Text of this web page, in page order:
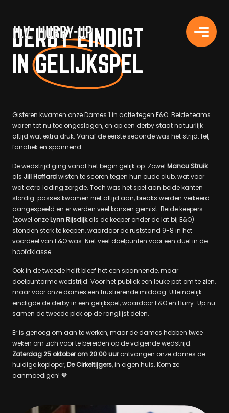
DERBY EINDIGT
IN GELIJKSPEL
Gisteren kwamen onze Dames 1 in actie tegen E&O. Beide teams
waren tot nu toe ongeslagen, en op een derby staat natuurlijk
altijd wat extra druk. Vanaf de eerste seconde was het strijd: fel,
fanatiek en spannend.
De wedstrijd ging vanaf het begin gelijk op. Zowel Manou Struik
als Jill Hoffardwisten te scoren tegen hun oude club, wat voor
wat extra lading zorgde. Toch was het spel aan beide kanten
slordig: passes kwamen niet altijd aan, breaks werden verkeerd
aangespeeld en er werden veel kansen gemist. Beide keepers
(zowel onzeLynn Rijsdijkals de keeper onder de lat bij E&O)
stonden sterk te keepen, waardoor de ruststand 9-8 in het
voordeel van E&O was. Niet veel doelpunten voor een duel in de
hoofdklasse.
Ook in de tweede helft bleef het een spannende, maar
doelpuntarme wedstrijd. Voor het publiek een leuke pot om te zien,
maar voor onze dames een frustrerende middag. Uiteindelijk
eindigde de derby in een gelijkspel, waardoor E&O en Hurry-Up nu
samen de tweede plek op de ranglijst delen.
Er is genoeg om aan te werken, maar de dames hebben twee
weken om zich voor te bereiden op de volgende wedstrijd.
Zaterdag 25 oktober om 20:00 uurontvangen onze dames de
huidige koploper,De Cirkeltijgers, in eigen huis. Kom ze
aanmoedigen! 🧡